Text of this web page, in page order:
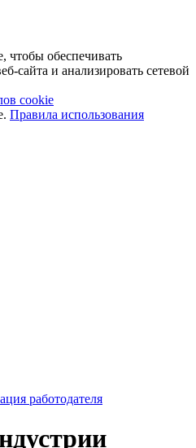
обеспечивать
сайта и анализировать сетевой
cookie
Правила использования
работодателя